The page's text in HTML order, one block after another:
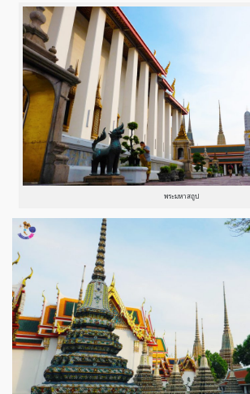
พระมหาสถูป